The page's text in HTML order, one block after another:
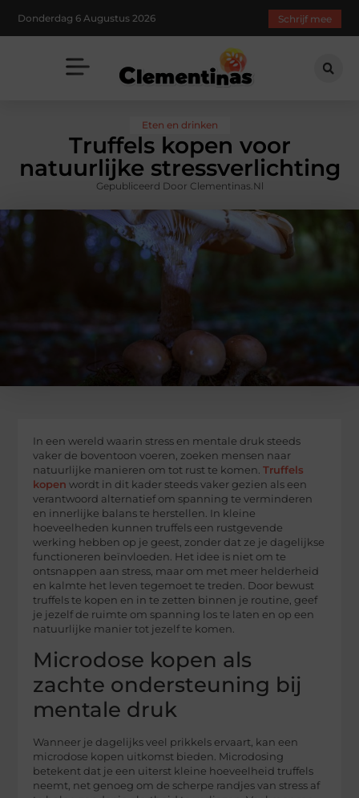
Donderdag 6 Augustus 2026 Schrijf mee
Eten en drinken
Truffels kopen voor
natuurlijke stressverlichting
Gepubliceerd Door Clementinas.nl
In een wereld waarin stress en mentale druk steeds
vaker de boventoon voeren, zoeken mensen naar
natuurlijke manieren om tot rust te komen.Truffels
kopen wordt in dit kader steeds vaker gezien als een
verantwoord alternatief om spanning te verminderen
en innerlijke balans te herstellen. In kleine
hoeveelheden kunnen truffels een rustgevende
werking hebben op je geest, zonder dat ze je dagelijkse
functioneren beïnvloeden. Het idee is niet om te
ontsnappen aan stress, maar om met meer helderheid
en kalmte het leven tegemoet te treden. Door bewust
truffels te kopen en in te zetten binnen je routine, geef
je jezelf de ruimte om spanning los te laten en op een
natuurlijke manier tot jezelf te komen.
Microdose kopen als
zachte ondersteuning bij
mentale druk
Wanneer je dagelijks veel prikkels ervaart, kan een
microdose kopen uitkomst bieden. Microdosing
betekent dat je een uiterst kleine hoeveelheid truffels
neemt, net genoeg om de scherpe randjes van stress af